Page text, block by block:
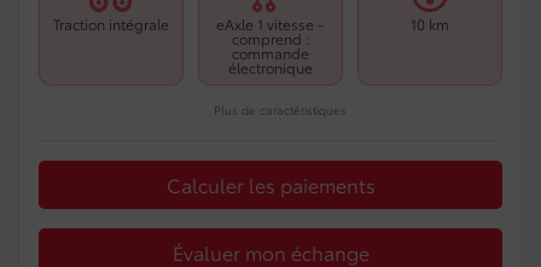
Traction intégrale eAxle 1 vitesse -
comprend :
commande
électronique
10 km
Plus de caractéristiques
Calculer les paiements
Évaluer mon échange